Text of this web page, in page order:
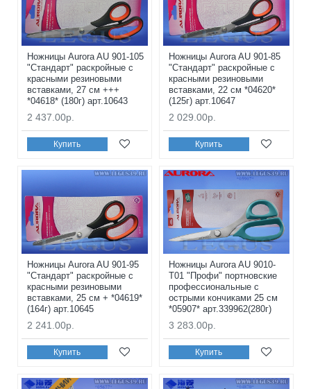
Ножницы Aurora AU 901-105
"Стандарт" раскройные с
красными резиновыми
вставками, 27 см +++
*04618* (180г) арт.10643
2 437.00р.
Купить
Ножницы Aurora AU 901-85
"Стандарт" раскройные с
красными резиновыми
вставками, 22 см *04620*
(125г) арт.10647
2 029.00р.
Купить
Ножницы Aurora AU 901-95
"Стандарт" раскройные с
красными резиновыми
вставками, 25 см + *04619*
(164г) арт.10645
2 241.00р.
Купить
Ножницы Aurora AU 9010-
T01 "Профи" портновские
профессиональные с
острыми кончиками 25 см
*05907* арт.339962(280г)
3 283.00р.
Купить